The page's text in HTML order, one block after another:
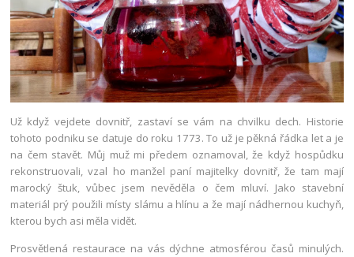
Už když vejdete dovnitř, zastaví se vám na chvilku dech. Historie
tohoto podniku se datuje do roku 1773. To už je pěkná řádka let a je
na čem stavět. Můj muž mi předem oznamoval, že když hospůdku
rekonstruovali, vzal ho manžel paní majitelky dovnitř, že tam mají
marocký štuk, vůbec jsem nevěděla o čem mluví. Jako stavební
materiál prý použili místy slámu a hlínu a že mají nádhernou kuchyň,
kterou bych asi měla vidět.
Prosvětlená restaurace na vás dýchne atmosférou časů minulých.